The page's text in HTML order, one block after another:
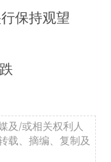
保持观望
及/或相关权利人
载、摘编、复制及